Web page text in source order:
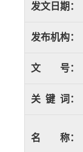
发文日期：
发布机构：
文 号：
关 键 词：
名 称：